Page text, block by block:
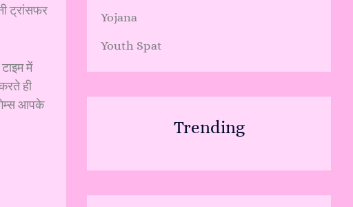
ट्रांसफर
में
ही
आपके
Yojana
Youth Spat
Trending